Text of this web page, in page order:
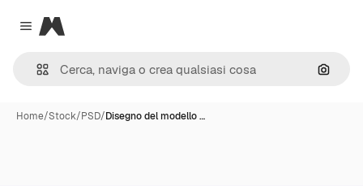
Close menu
Magnific
Cerca
Home/Stock/PSD/Disegno del modello …